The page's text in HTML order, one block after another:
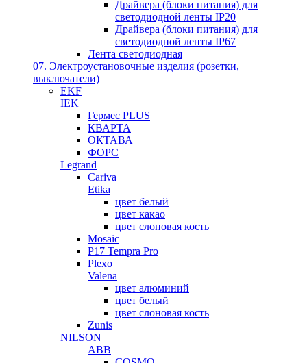
Драйвера (блоки питания) для
светодиодной ленты IP20
Драйвера (блоки питания) для
светодиодной ленты IP67
Лента светодиодная
07. Электроустановочные изделия (розетки,
выключатели)
EKF
IEK
Гермес PLUS
КВАРТА
ОКТАВА
ФОРС
Legrand
Cariva
Etika
цвет белый
цвет какао
цвет слоновая кость
Mosaic
P17 Tempra Pro
Plexo
Valena
цвет алюминий
цвет белый
цвет слоновая кость
Zunis
NILSON
ABB